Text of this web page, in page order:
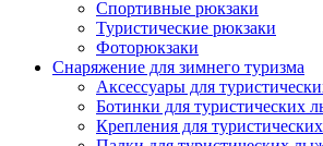
Спортивные рюкзаки
Туристические рюкзаки
Фоторюкзаки
Снаряжение для зимнего туризма
Аксессуары для
Ботинки для туристических
Крепления для